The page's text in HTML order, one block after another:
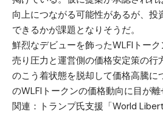
向上につながる可能性があるが、投
できるかが課題となりそうだ。
鮮烈なデビューを飾ったWLFIトー
売り圧力と運営側の価格安定策の行
のこう着状態を脱却して価格高騰に
のWLFIトークンの価格動向に目が離
関連： トランプ氏支援「World